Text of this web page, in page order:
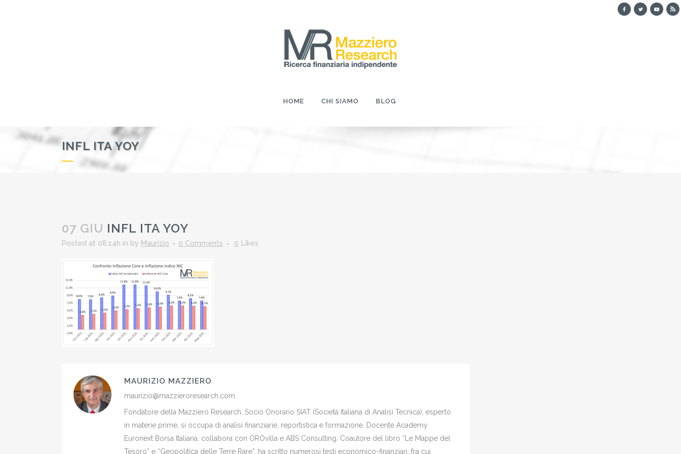
HOME CHI SIAMO BLOG
INFL ITA YOY
07 GIU INFL ITA YOY
Posted at 08:14h in by Maurizio 0 Comments 0 Likes
MAURIZIO MAZZIERO
maurizio@mazzieroresearch.com
Fondatore della Mazziero Research, Socio Onorario SIAT (Società Italiana di Analisi Tecnica), esperto
in materie prime, si occupa di analisi finanziarie, reportistica e formazione. Docente Academy
Euronext Borsa Italiana, collabora con OROvilla e ABS Consulting. Coautore del libro “Le Mappe del
Tesoro” e “Geopolitica delle Terre Rare”, ha scritto numerosi testi economico-finanziari, fra cui